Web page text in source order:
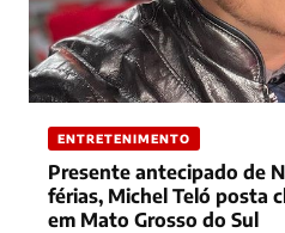
ENTRETENIMENTO
Presente antecipado de
férias, Michel Teló posta
em Mato Grosso do Sul